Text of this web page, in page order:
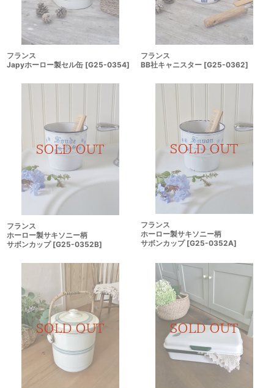
フランス
Japyホーロー製セル缶 [G25-0354]
フランス
BB社キャニスター [G25-0362]
フランス
ホーロー製サキソニー柄
サボンカップ [G25-0352B]
フランス
ホーロー製サキソニー柄
サボンカップ [G25-0352A]